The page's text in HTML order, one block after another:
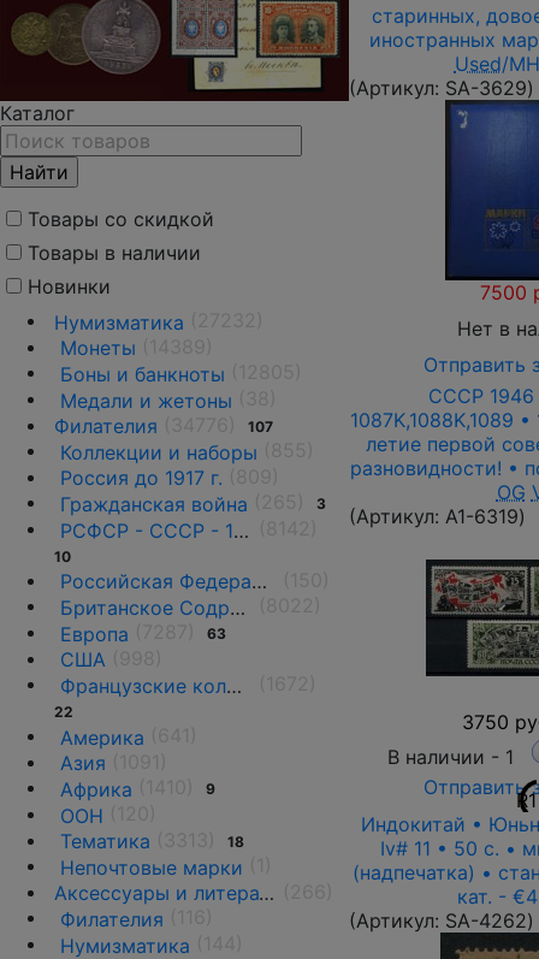
Каталог
Товары со скидкой
Товары в наличии
Новинки
Нумизматика
Монеты
Боны и банкноты
Медали и жетоны
Филателия
107
Коллекции и наборы
Россия до 1917 г.
Гражданская война
3
РСФСР - СССР - 1918 - 1991
10
Российская Федерация(1992 г.-н.д.)
Британское Содружество
Европа
63
США
Французские колонии и территории
22
Америка
Азия
Африка
9
ООН
Тематика
18
Непочтовые марки
Аксессуары и литература
Филателия
Нумизматика
старинных,
иностранных
Used/
(Артикул: SA-3629)
7500
Нет в
Отправить
СССР 1946
1087K,1088K,1089
летие первой
разновидности! •
OG
(Артикул: A1-6319)
3750
В наличии - 1
Отправить
R1
Индокитай •
Iv# 11 • 50 c. •
(надпечатка) •
кат. -
(Артикул: SA-4262)